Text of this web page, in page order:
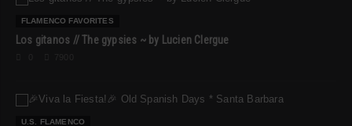
FLAMENCO FAVORITES
Los gitanos // The gypsies ~ by Lucien Clergue
U.S. FLAMENCO